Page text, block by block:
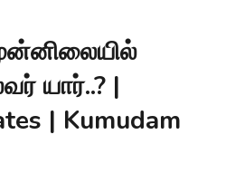
யார்..? |
| Kumudam